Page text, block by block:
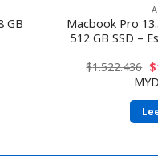
GB
Macbook Pro
512 GB SSD –
$1.522.436 $